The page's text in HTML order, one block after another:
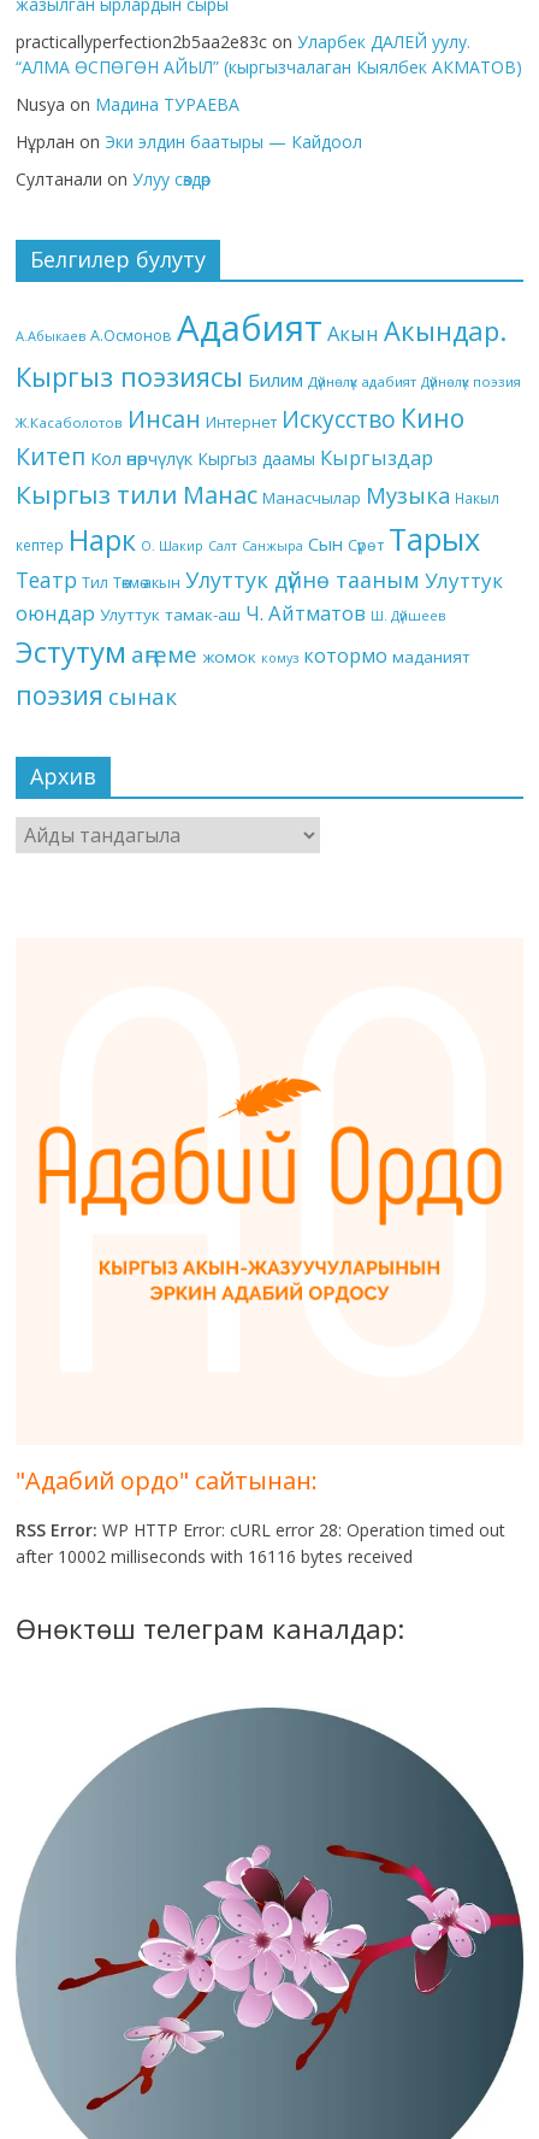
practicallyperfection2b5aa2e83c onУларбек ДАЛЕЙ уулу.
“АЛМА ӨСПӨГӨН АЙЫЛ” (кыргызчалаган Кыялбек АКМАТОВ)
Nusya on Мадина ТУРАЕВА
Нұрлан on Эки элдин баатыры — Кайдоол
Султанали onУлуу сөздөр
Белгилер булуту
А.Абыкаев А.Осмонов Адабият Акын Акындар.
Кыргыз поэзиясы Билим Дүйнөлүк адабият Дүйнөлүк поэзия
Ж.Касаболотов Инсан Интернет Искусство Кино
Китеп Кол өнөрчүлүк Кыргыз даамы Кыргыздар
Кыргыз тили Манас Манасчылар Музыка Накыл
кептер Нарк О. Шакир Салт Санжыра Сын Сүрөт Тарых
Театр Тил Төкмө акын Улуттук дүйнө тааным Улуттук
оюндар Улуттук тамак-аш Ч. Айтматов Ш. Дүйшеев
Эстутум аңгеме жомок комуз котормо маданият
поэзия сынак
Архив
Архив
"Адабий ордо" сайтынан:
RSS Error: WP HTTP Error: cURL error 28: Operation timed out
after 10002 milliseconds with 16116 bytes received
Өнөктөш телеграм каналдар: